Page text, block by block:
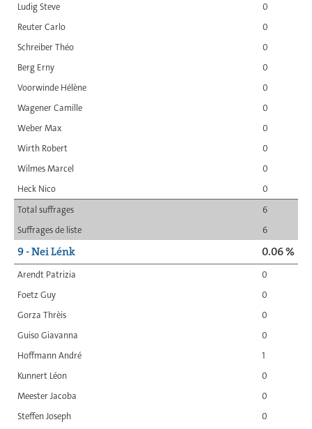
Ludig Steve
0
Reuter Carlo
0
Schreiber Théo
0
Berg Erny
0
Voorwinde Hélène
0
Wagener Camille
0
Weber Max
0
Wirth Robert
0
Wilmes Marcel
0
Heck Nico
0
Total suffrages
6
Suffrages de liste
6
9 - Nei Lénk 0.06 %
Arendt Patrizia
0
Foetz Guy
0
Gorza Thrèis
0
Guiso Giavanna
0
Hoffmann André
1
Kunnert Léon
0
Meester Jacoba
0
Steffen Joseph
0